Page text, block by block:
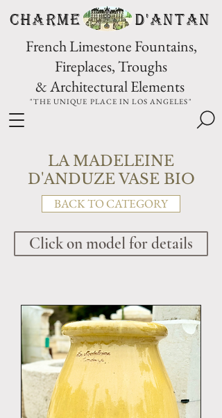
CHARME D'Antan
French Limestone Fountains,
Fireplaces, Troughs
& Architectural Elements
"THE UNIQUE PLACE IN LOS ANGELES"
LA MADELEINE
D'ANDUZE VASE BIO
BACK TO CATEGORY
Click on model for details